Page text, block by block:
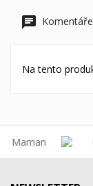
Na tento